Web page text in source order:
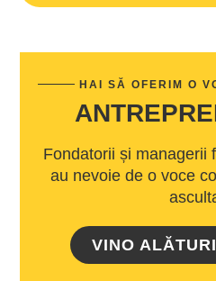
HAI SĂ OFERIM O
Fondatorii și managerii
au nevoie de o voce
VINO